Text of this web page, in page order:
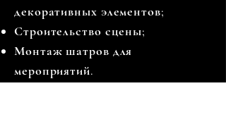
декоративных элементов;
Строительство сцены;
Монтаж шатров для
мероприятий.